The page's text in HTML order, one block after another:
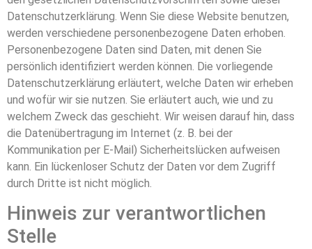
Datenschutzerklärung. Wenn Sie diese Website benutzen,
werden verschiedene personenbezogene Daten erhoben.
Personenbezogene Daten sind Daten, mit denen Sie
persönlich identifiziert werden können. Die vorliegende
Datenschutzerklärung erläutert, welche Daten wir erheben
und wofür wir sie nutzen. Sie erläutert auch, wie und zu
welchem Zweck das geschieht. Wir weisen darauf hin, dass
die Datenübertragung im Internet (z. B. bei der
Kommunikation per E-Mail) Sicherheitslücken aufweisen
kann. Ein lückenloser Schutz der Daten vor dem Zugriff
durch Dritte ist nicht möglich.
Hinweis zur verantwortlichen
Stelle